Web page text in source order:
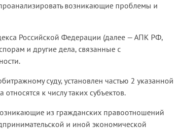
возникающие проблемы и
Российской Федерации (далее — АПК РФ,
и другие дела, связанные с
суду, установлен частью 2 указанной
к числу таких субъектов.
из гражданских правоотношений
и иной экономической